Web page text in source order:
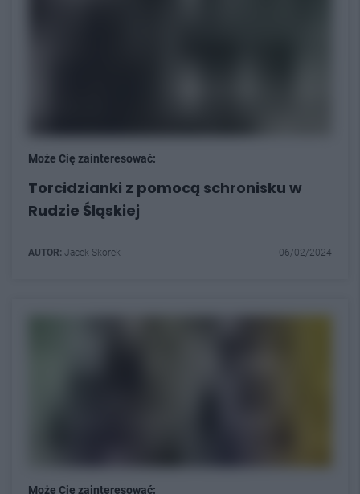
Może Cię zainteresować:
Torcidzianki z pomocą schronisku w
Rudzie Śląskiej
AUTOR: Jacek Skorek 06/02/2024
Może Cię zainteresować: